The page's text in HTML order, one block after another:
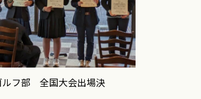
ルフ部 全国大会出場決